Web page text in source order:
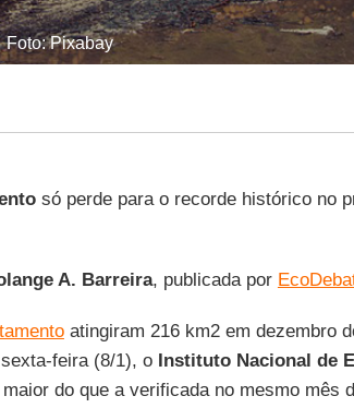
Foto: Pixabay
só perde para o recorde histórico no
A. Barreira, publicada por
atingiram 216 km2 em dezembro
feira (8/1), o Instituto Nacional de
do que a verificada no mesmo mês